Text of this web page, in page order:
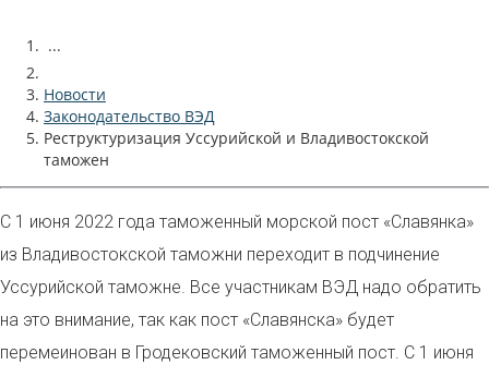
...
Новости
Законодательство ВЭД
Реструктуризация Уссурийской и Владивостокской
таможен
С 1 июня 2022 года таможенный морской пост «Славянка»
из Владивостокской таможни переходит в подчинение
Уссурийской таможне. Все участникам ВЭД надо обратить
на это внимание, так как пост «Славянска» будет
перемеинован в Гродековский таможенный пост. С 1 июня